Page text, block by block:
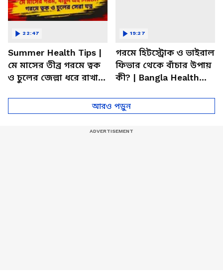
Summer Health Tips |
মে মাসের তীব্র গরমে ত্বক
ও চুলের জেল্লা ধরে রাখার
22:47
গরমে হিটস্ট্রোক ও ভাইরাল
ফিভার থেকে বাঁচার উপায়
কী? | Bangla Health
19:27
আরও পড়ুন